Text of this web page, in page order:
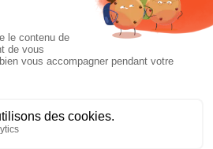
sur Foxeet
Réseaux